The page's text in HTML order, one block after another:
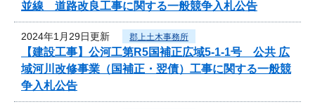
並線 道路改良工事に関する一般競争入札公告
2024年1月29日更新 郡上土木事務所
【建設工事】公河工第R5国補正広域5-1-1号 公共 広
域河川改修事業（国補正・翌債）工事に関する一般競
争入札公告